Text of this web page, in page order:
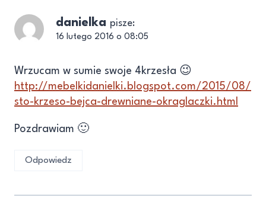
danielka pisze:
16 lutego 2016 o 08:05
Wrzucam w sumie swoje 4krzesła 😉
http://mebelkidanielki.blogspot.com/2015/08/
sto-krzeso-bejca-drewniane-okraglaczki.html
Pozdrawiam 🙂
Odpowiedz